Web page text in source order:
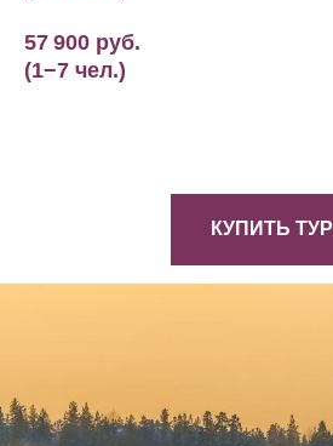
57 900 руб.
(1−7 чел.)
КУПИТЬ ТУР